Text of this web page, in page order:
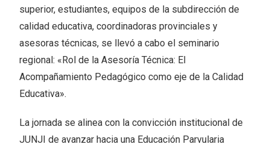
superior, estudiantes, equipos de la subdirección de
calidad educativa, coordinadoras provinciales y
asesoras técnicas, se llevó a cabo el seminario
regional: «Rol de la Asesoría Técnica: El
Acompañamiento Pedagógico como eje de la Calidad
Educativa».
La jornada se alinea con la convicción institucional de
JUNJI de avanzar hacia una Educación Parvularia